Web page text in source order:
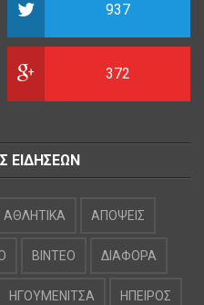
937
372
ΕΙΔΗΣΕΩΝ
ΑΘΛΗΤΙΚΑ ΑΠΟΨΕΙΣ
ΒΙΝΤΕΟ ΔΙΑΦΟΡΑ
ΗΓΟΥΜΕΝΙΤΣΑ ΗΠΕΙΡΟΣ